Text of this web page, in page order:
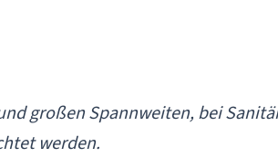
großen Spannweiten, bei
werden.